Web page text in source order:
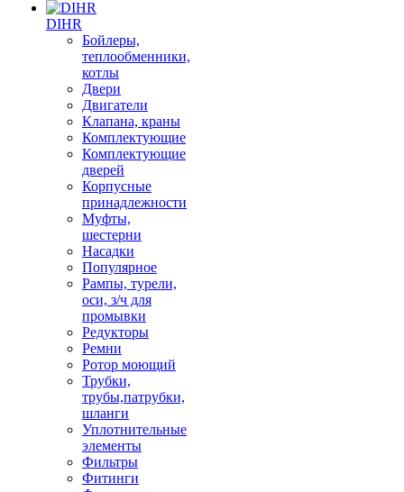
DIHR
Бойлеры,
теплообменники,
котлы
Двери
Двигатели
Клапана, краны
Комплектующие
Комплектующие
дверей
Корпусные
принадлежности
Муфты,
шестерни
Насадки
Популярное
Рампы, турели,
оси, з/ч для
промывки
Редукторы
Ремни
Ротор моющий
Трубки,
трубы,патрубки,
шланги
Уплотнительные
элементы
Фильтры
Фитинги